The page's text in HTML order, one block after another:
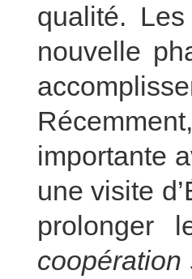
qualité.
nouvelle
importante
une visite
prolonger
coopération